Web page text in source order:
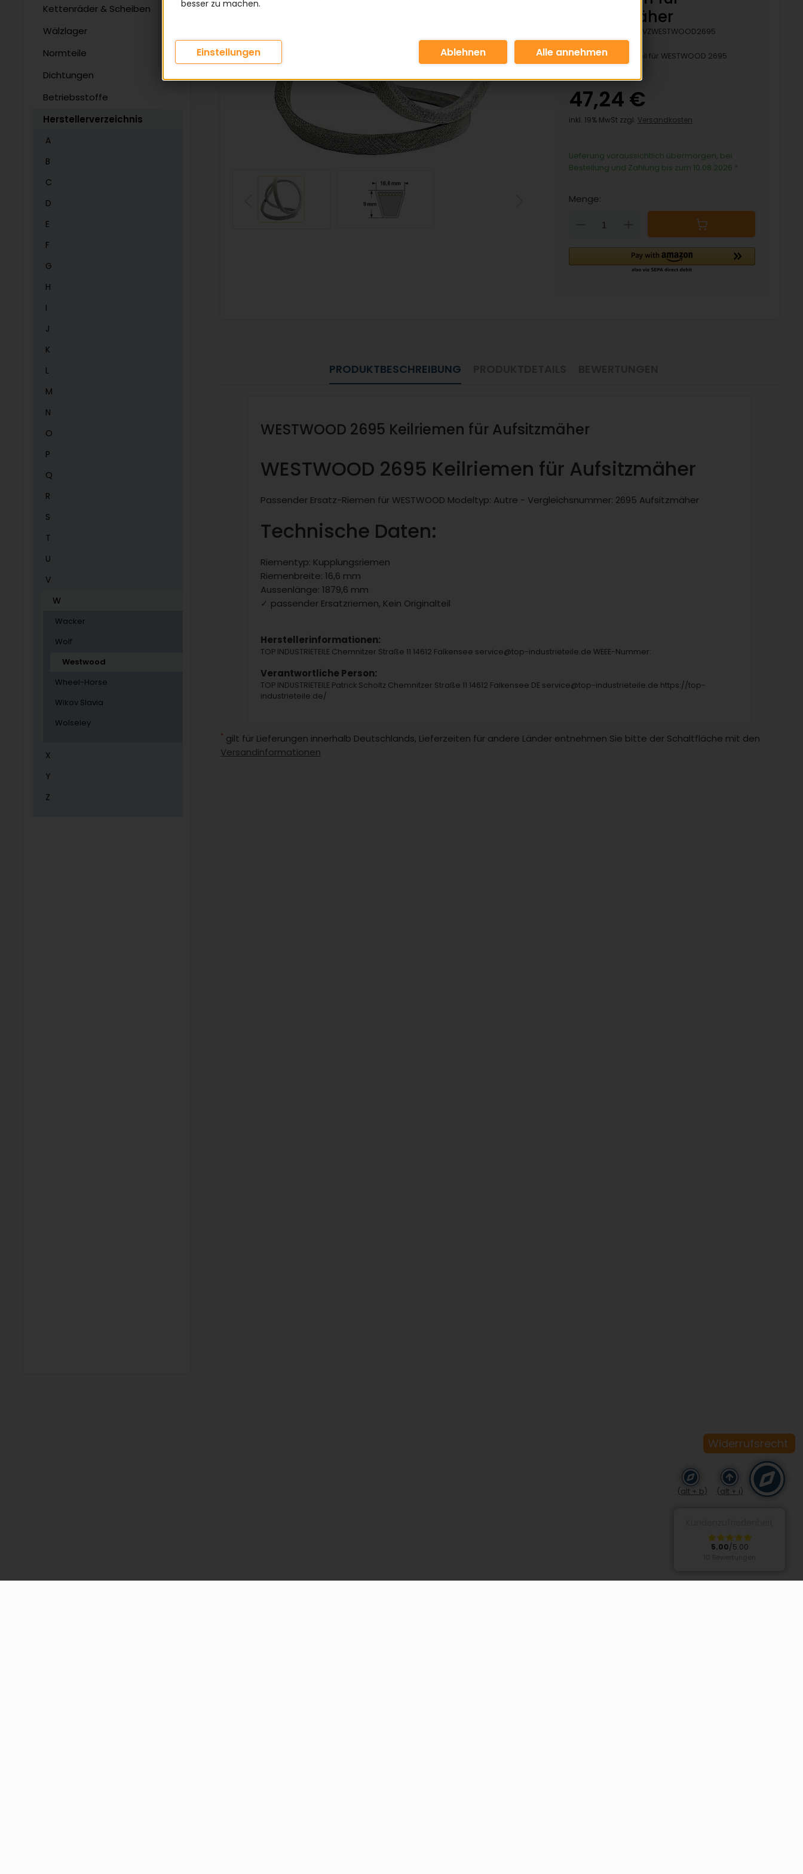
Kettenräder & Scheiben
Wälzlager
Normteile
Dichtungen
Betriebsstoffe
Herstellerverzeichnis
A
B
C
D
E
F
G
H
I
J
K
L
M
N
O
P
Q
R
S
T
U
V
W
Wacker
Wolf
Westwood
Wheel-Horse
Wikov Slavia
Wolseley
X
Y
Z
Aufsitzmäher
HVZWESTWOOD2695
Passendes Ersatzteil für WESTWOOD 2695
Aufsitzmäher
47,24 €
inkl. 19% MwSt zzgl. Versandkosten
Lieferung voraussichtlich übermorgen, bei
Bestellung und Zahlung bis zum 10.08.2026 *
Menge:
Down
PRODUKTBESCHREIBUNG
WESTWOOD 2695 Keilriemen für Aufsitzmäher
WESTWOOD 2695 Keilriemen für Aufsitzmäher
Passender Ersatz-Riemen für WESTWOOD Modeltyp: Autre - Vergleichsnummer: 2695 Aufsitzmäher
Technische Daten:
Riementyp: Kupplungsriemen
Riemenbreite: 16,6 mm
Aussenlänge: 1879,6 mm
✓ passender Ersatzriemen, Kein Originalteil
Herstellerinformationen:
TOP INDUSTRIETEILE Chemnitzer Straße 11 14612 Falkensee service@top-industrieteile.de WEEE-Nummer:
Verantwortliche Person:
TOP INDUSTRIETEILE Patrick Scholtz Chemnitzer Straße 11 14612 Falkensee DE service@top-industrieteile.de https://top-
industrieteile.de/
* gilt für Lieferungen innerhalb Deutschlands, Lieferzeiten für andere Länder entnehmen Sie bitte der Schaltfläche mit den
Versandinformationen
(alt + b) (alt + i)
Widerrufsrecht
5.00/5.00
besser zu machen.
Einstellungen